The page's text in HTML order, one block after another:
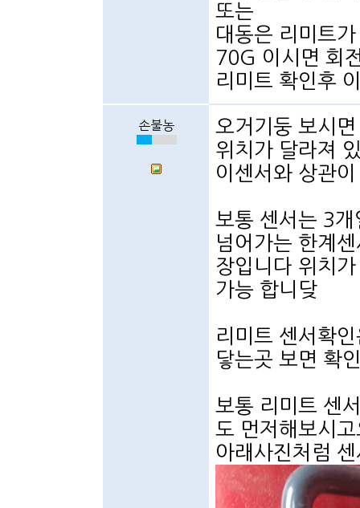
또는
대동은 리미트
70G 이시면 회
리미트 확인후
손불농
오거기둥 보시
위치가 달라져
이센서와 상관
보통 센서는 3
넘어가는 한계
장입니다 위치
가능 합니닺
리미트 센서확
닿는곳 보면 확
보통 리미트 센
도 먼저해보시
아래사진처럼